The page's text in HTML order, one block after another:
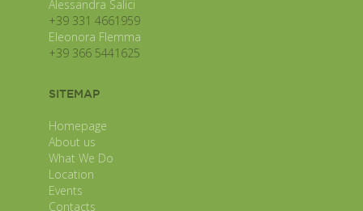
Alessandra Salici
+39 331 4661959
Eleonora Flemma
+39 366 5441625
SITEMAP
Homepage
About us
What We Do
Location
Events
Contacts